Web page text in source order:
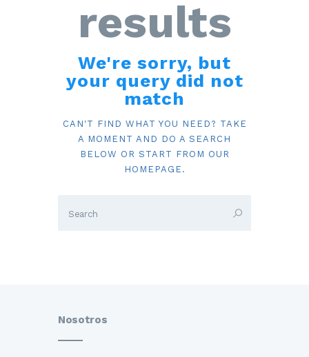
results
We're sorry, but
your query did not
match
CAN'T FIND WHAT YOU NEED? TAKE
A MOMENT AND DO A SEARCH
BELOW OR START FROM OUR
HOMEPAGE .
Nosotros